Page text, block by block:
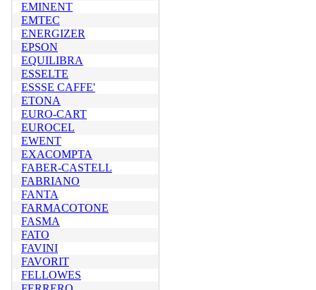
EMINENT
EMTEC
ENERGIZER
EPSON
EQUILIBRA
ESSELTE
ESSSE CAFFE'
ETONA
EURO-CART
EUROCEL
EWENT
EXACOMPTA
FABER-CASTELL
FABRIANO
FANTA
FARMACOTONE
FASMA
FATO
FAVINI
FAVORIT
FELLOWES